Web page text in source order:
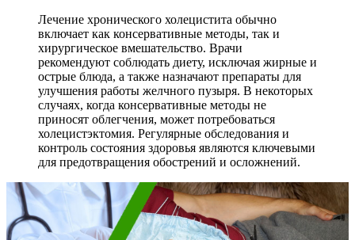
Лечение хронического холецистита обычно
включает как консервативные методы, так и
хирургическое вмешательство. Врачи
рекомендуют соблюдать диету, исключая жирные и
острые блюда, а также назначают препараты для
улучшения работы желчного пузыря. В некоторых
случаях, когда консервативные методы не
приносят облегчения, может потребоваться
холецистэктомия. Регулярные обследования и
контроль состояния здоровья являются ключевыми
для предотвращения обострений и осложнений.